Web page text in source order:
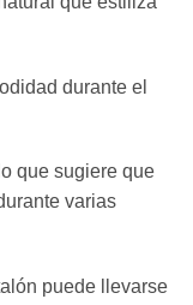
durante el
que sugiere que
varias
puede llevarse